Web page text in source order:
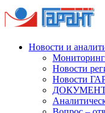
Новости и
Мониторинг
Новости
Новости